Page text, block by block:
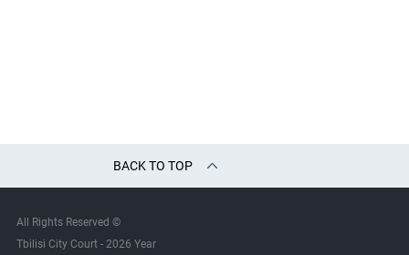
BACK TO TOP
All Rights Reserved ©
Tbilisi City Court - 2026 Year